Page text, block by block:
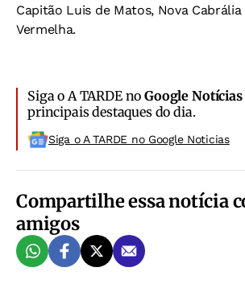
Capitão Luis de Matos, Nova Cabrália
Vermelha.
Siga o A TARDE noGoogle Notícias
principais destaques do dia.
Siga o A TARDE no Google Noticias
Compartilhe essa notícia
amigos